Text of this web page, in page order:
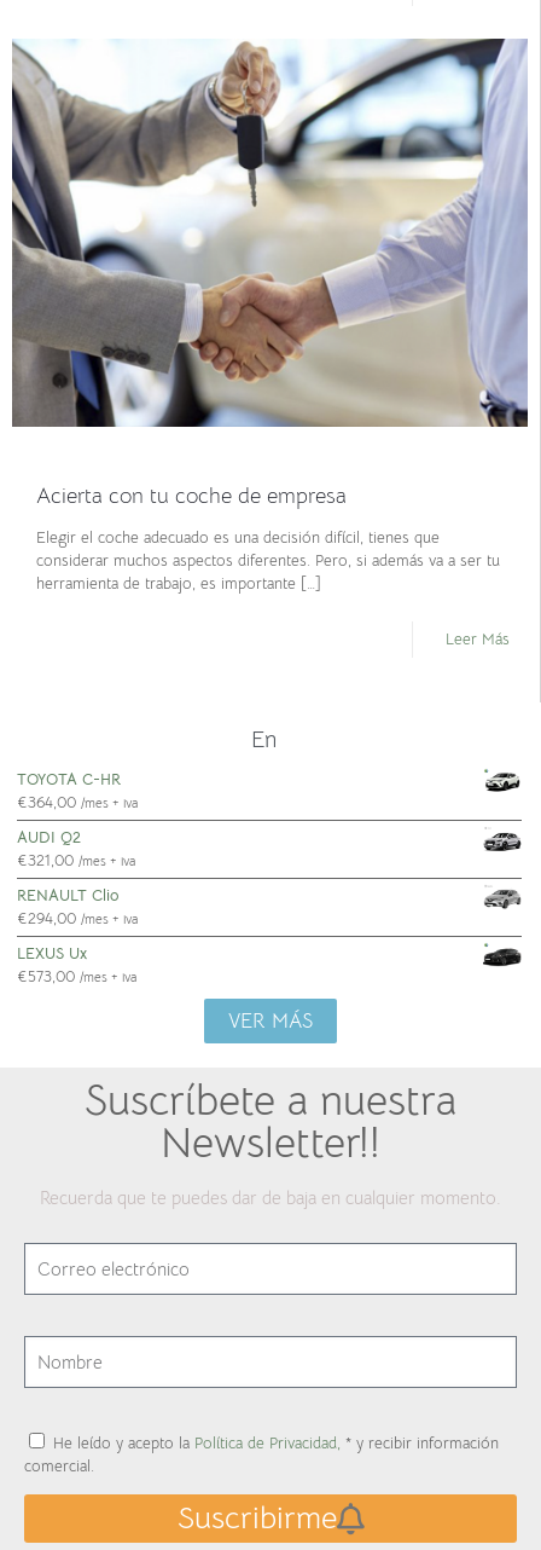
Acierta con tu coche de empresa
Elegir el coche adecuado es una decisión difícil, tienes que
considerar muchos aspectos diferentes. Pero, si además va a ser tu
herramienta de trabajo, es importante […]
Leer Más
cue
TOYOTA C-HR
€364,00 /mes + iva
AUDI Q2
€321,00 /mes + iva
RENAULT Clio
€294,00 /mes + iva
LEXUS Ux
€573,00 /mes + iva
VER MÁS
Suscríbete a nuestra
Newsletter!!
Recuerda que te puedes dar de baja en cualquier momento.
He leído y acepto la Política de Privacidad, * y recibir información
comercial.
Suscribirme